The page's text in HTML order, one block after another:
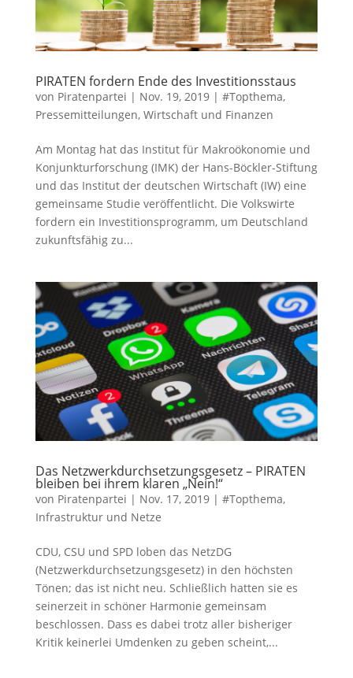
PIRATEN fordern Ende des Investitionsstaus
von Piratenpartei | Nov. 19, 2019| #Topthema,
Pressemitteilungen, Wirtschaft und Finanzen
Am Montag hat das Institut für Makroökonomie und
Konjunkturforschung (IMK) der Hans-Böckler-Stiftung
und das Institut der deutschen Wirtschaft (IW) eine
gemeinsame Studie veröffentlicht. Die Volkswirte
fordern ein Investitionsprogramm, um Deutschland
zukunftsfähig zu...
Das Netzwerkdurchsetzungsgesetz – PIRATEN
bleiben bei ihrem klaren „Nein!“
von Piratenpartei | Nov. 17, 2019| #Topthema,
Infrastruktur und Netze
CDU, CSU und SPD loben das NetzDG
(Netzwerkdurchsetzungsgesetz) in den höchsten
Tönen; das ist nicht neu. Schließlich hatten sie es
seinerzeit in schöner Harmonie gemeinsam
beschlossen. Dass es dabei trotz aller bisheriger
Kritik keinerlei Umdenken zu geben scheint,...